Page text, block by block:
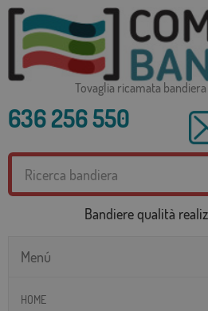
Tovaglia ricamata
636 256 550
Bandiere qualità
Menú
HOME